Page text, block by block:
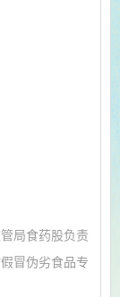
局食药股负责
冒伪劣食品专